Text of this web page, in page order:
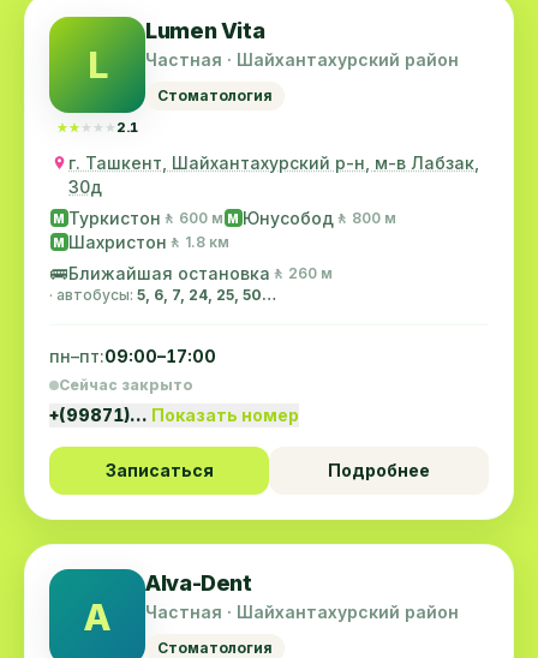
L
★★★★★
★★★★★ 2.1
Lumen Vita
Частная · Шайхантахурский район
Стоматология
г. Ташкент, Шайхантахурский р-н, м-в Лабзак,
30д
M Туркистон 🚶 600 м M Юнусобод 🚶 800 м
M Шахристон 🚶 1.8 км
🚌Ближайшая остановка 🚶 260 м
· автобусы: 5, 6, 7, 24, 25, 50…
пн–пт:09:00–17:00
Сейчас закрыто
+(99871)… Показать номер
Записаться Подробнее
A
Alva-Dent
Частная · Шайхантахурский район
Стоматология